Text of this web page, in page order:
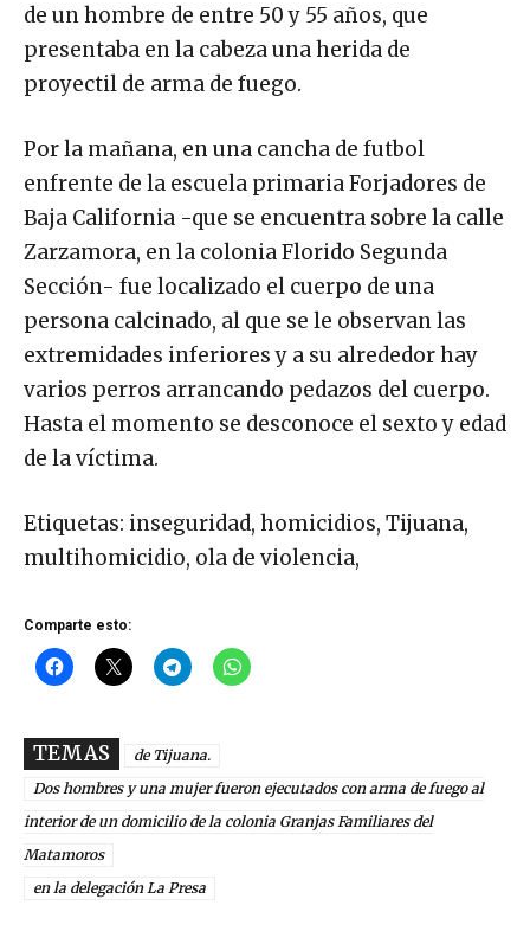
de un hombre de entre 50 y 55 años, que
presentaba en la cabeza una herida de
proyectil de arma de fuego.
Por la mañana, en una cancha de futbol
enfrente de la escuela primaria Forjadores de
Baja California -que se encuentra sobre la calle
Zarzamora, en la colonia Florido Segunda
Sección- fue localizado el cuerpo de una
persona calcinado, al que se le observan las
extremidades inferiores y a su alrededor hay
varios perros arrancando pedazos del cuerpo.
Hasta el momento se desconoce el sexto y edad
de la víctima.
Etiquetas: inseguridad, homicidios, Tijuana,
multihomicidio, ola de violencia,
Comparte esto:
TEMAS
de Tijuana.
Dos hombres y una mujer fueron ejecutados con arma de fuego al
interior de un domicilio de la colonia Granjas Familiares del
Matamoros
en la delegación La Presa